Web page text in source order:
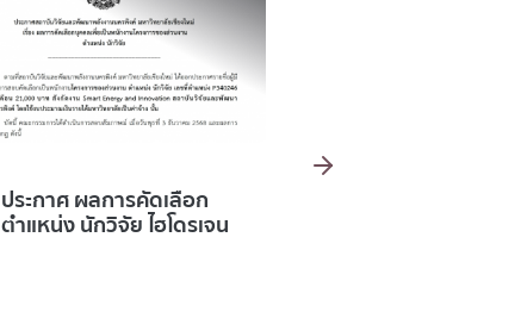
ประกาศ รายชื่อผู้มีสิทธิ์เข้า
รับการสอบคัดเลือกเป็น
พนักงานโครงการของส่วน